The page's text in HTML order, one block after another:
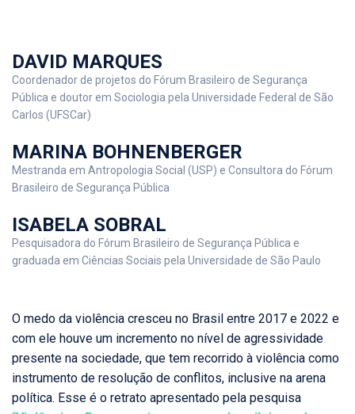
DAVID MARQUES
Coordenador de projetos do Fórum Brasileiro de Segurança
Pública e doutor em Sociologia pela Universidade Federal de São
Carlos (UFSCar)
MARINA BOHNENBERGER
Mestranda em Antropologia Social (USP) e Consultora do Fórum
Brasileiro de Segurança Pública
ISABELA SOBRAL
Pesquisadora do Fórum Brasileiro de Segurança Pública e
graduada em Ciências Sociais pela Universidade de São Paulo
O medo da violência cresceu no Brasil entre 2017 e 2022 e
com ele houve um incremento no nível de agressividade
presente na sociedade, que tem recorrido à violência como
instrumento de resolução de conflitos, inclusive na arena
política. Esse é o retrato apresentado pela pesquisa